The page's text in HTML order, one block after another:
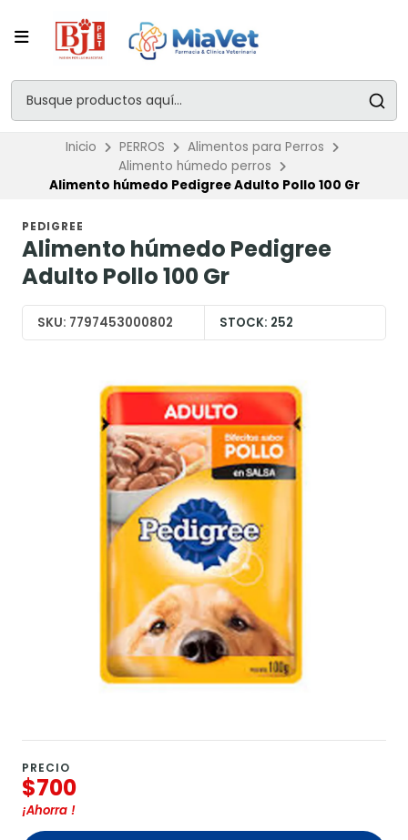
Inicio PERROS
Alimentos para Perros
Alimento húmedo perros
Alimento húmedo Pedigree Adulto Pollo 100 Gr
PEDIGREE
Alimento húmedo Pedigree
Adulto Pollo 100 Gr
SKU: 7797453000802 STOCK: 252
PRECIO
$700
¡Ahorra !